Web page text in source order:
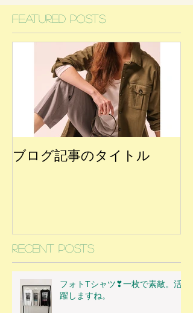
Featured Posts
ブログ記事のタイトル
Recent Posts
フォトTシャツ❣一枚で素敵。活
躍しますね。